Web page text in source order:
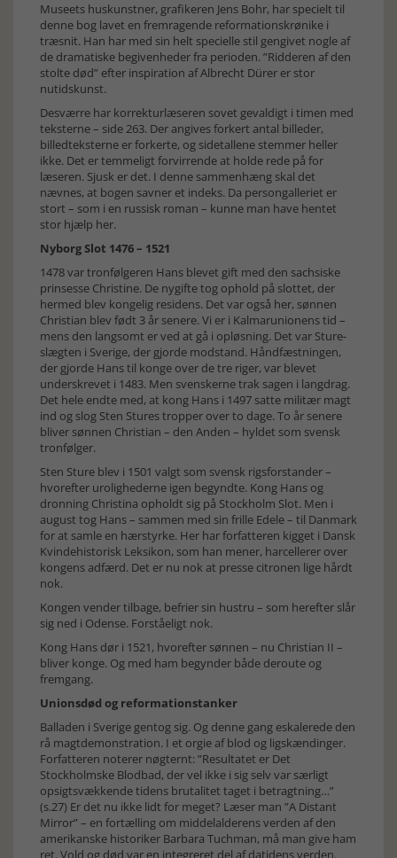
Museets huskunstner, grafikeren Jens Bohr, har specielt til
denne bog lavet en fremragende reformationskrønike i
træsnit. Han har med sin helt specielle stil gengivet nogle af
de dramatiske begivenheder fra perioden. ”Ridderen af den
stolte død” efter inspiration af Albrecht Dürer er stor
nutidskunst.
Desværre har korrekturlæseren sovet gevaldigt i timen med
teksterne – side 263. Der angives forkert antal billeder,
billedteksterne er forkerte, og sidetallene stemmer heller
ikke. Det er temmeligt forvirrende at holde rede på for
læseren. Sjusk er det. I denne sammenhæng skal det
nævnes, at bogen savner et indeks. Da persongalleriet er
stort – som i en russisk roman – kunne man have hentet
stor hjælp her.
Nyborg Slot 1476 – 1521
1478 var tronfølgeren Hans blevet gift med den sachsiske
prinsesse Christine. De nygifte tog ophold på slottet, der
hermed blev kongelig residens. Det var også her, sønnen
Christian blev født 3 år senere. Vi er i Kalmarunionens tid –
mens den langsomt er ved at gå i opløsning. Det var Sture-
slægten i Sverige, der gjorde modstand. Håndfæstningen,
der gjorde Hans til konge over de tre riger, var blevet
underskrevet i 1483. Men svenskerne trak sagen i langdrag.
Det hele endte med, at kong Hans i 1497 satte militær magt
ind og slog Sten Stures tropper over to dage. To år senere
bliver sønnen Christian – den Anden – hyldet som svensk
tronfølger.
Sten Sture blev i 1501 valgt som svensk rigsforstander –
hvorefter urolighederne igen begyndte. Kong Hans og
dronning Christina opholdt sig på Stockholm Slot. Men i
august tog Hans – sammen med sin frille Edele – til Danmark
for at samle en hærstyrke. Her har forfatteren kigget i Dansk
Kvindehistorisk Leksikon, som han mener, harcellerer over
kongens adfærd. Det er nu nok at presse citronen lige hårdt
nok.
Kongen vender tilbage, befrier sin hustru – som herefter slår
sig ned i Odense. Forståeligt nok.
Kong Hans dør i 1521, hvorefter sønnen – nu Christian II –
bliver konge. Og med ham begynder både deroute og
fremgang.
Unionsdød og reformationstanker
Balladen i Sverige gentog sig. Og denne gang eskalerede den
rå magtdemonstration. I et orgie af blod og ligskændinger.
Forfatteren noterer nøgternt: ”Resultatet er Det
Stockholmske Blodbad, der vel ikke i sig selv var særligt
opsigtsvækkende tidens brutalitet taget i betragtning…”
(s.27) Er det nu ikke lidt for meget? Læser man ”A Distant
Mirror” – en fortælling om middelalderens verden af den
amerikanske historiker Barbara Tuchman, må man give ham
ret. Vold og død var en integreret del af datidens verden.